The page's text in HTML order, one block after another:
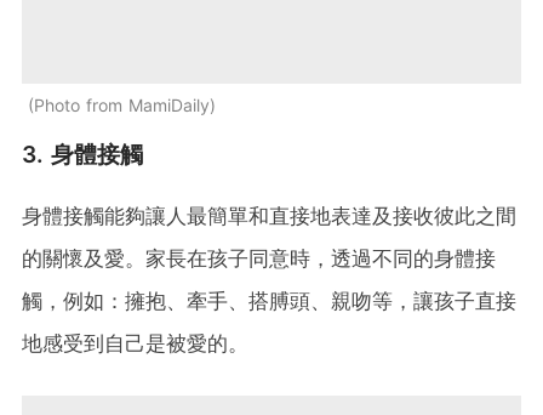
Photo from MamiDaily
3. 身體接觸
身體接觸能夠讓人最簡單和直接地表達及接收彼此之間
的關懷及愛。家長在孩子同意時，透過不同的身體接
觸，例如：擁抱、牽手、搭膊頭、親吻等，讓孩子直接
地感受到自己是被愛的。